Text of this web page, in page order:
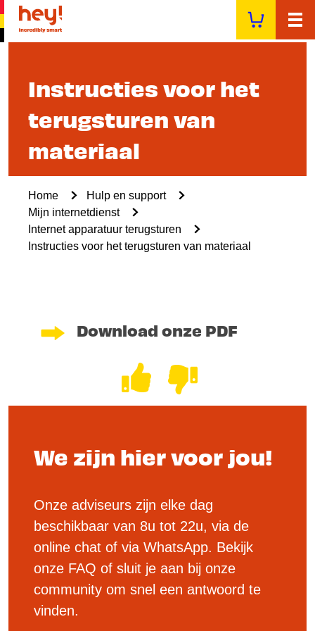
Overslaan
naar
Instructies voor het
terugsturen van
materiaal
Kruimelpad
Home
Hulp en support
Mijn internetdienst
Internet apparatuur terugsturen
Instructies voor het terugsturen van materiaal
Download onze PDF
We zijn hier voor jou!
Onze adviseurs zijn elke dag
beschikbaar van 8u tot 22u, via de
online chat of via WhatsApp. Bekijk
onze FAQ of sluit je aan bij onze
community om snel een antwoord te
vinden.